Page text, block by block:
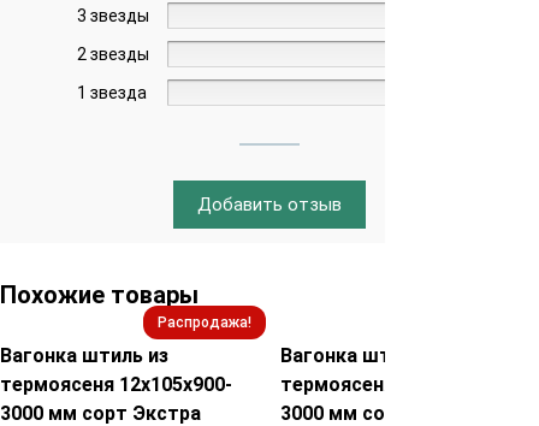
3 звезды
2 звезды
1 звезда
Добавить отзыв
Похожие товары
Распродажа!
Вагонка штиль из
термоясеня 12х105х900-
3000 мм сорт Экстра
Вагонка штиль из
термоясеня 12х95х900-
3000 мм сорт Экстра